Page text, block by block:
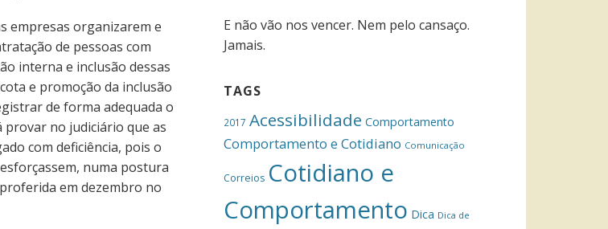
empresas organizarem e
de pessoas com
interna e inclusão dessas
e promoção da inclusão
de forma adequada o
no judiciário que as
com deficiência, pois o
numa postura
em dezembro no
E não vão nos vencer. Nem pelo cansaço.
Jamais.
TAGS
2017 Acessibilidade Comportamento
Comportamento e Cotidiano Comunicação
Correios Cotidiano e
Comportamento Dica Dica de